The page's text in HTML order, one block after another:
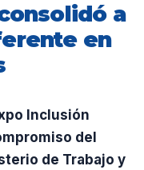
a
en
Inclusión
del
de Trabajo y